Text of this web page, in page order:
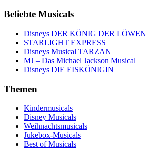
Beliebte Musicals
Disneys DER KÖNIG DER LÖWEN
STARLIGHT EXPRESS
Disneys Musical TARZAN
MJ – Das Michael Jackson Musical
Disneys DIE EISKÖNIGIN
Themen
Kindermusicals
Disney Musicals
Weihnachtsmusicals
Jukebox-Musicals
Best of Musicals